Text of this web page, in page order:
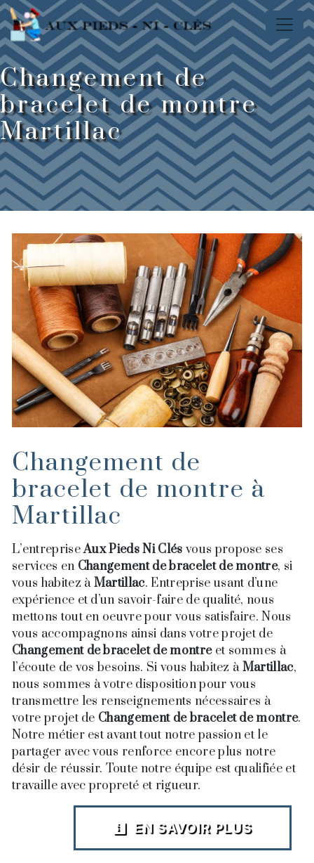
Panneau de gestion des cookies
Changement de
bracelet de montre
Martillac
Changement de
bracelet de montre à
Martillac
L’entrepriseAux Pieds Ni Clés vous propose ses
services en Changement de bracelet de montre, si
vous habitez àMartillac. Entreprise usant d’une
expérience et d’un savoir-faire de qualité, nous
mettons tout en oeuvre pour vous satisfaire. Nous
vous accompagnons ainsi dans votre projet de
Changement de bracelet de montreet sommes à
l’écoute de vos besoins. Si vous habitez àMartillac,
nous sommes à votre disposition pour vous
transmettre les renseignements nécessaires à
votre projet de Changement de bracelet de montre.
Notre métier est avant tout notre passion et le
partager avec vous renforce encore plus notre
désir de réussir. Toute notre équipe est qualifiée et
travaille avec propreté et rigueur.
EN SAVOIR PLUS